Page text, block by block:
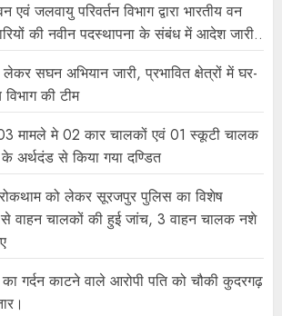
जलवायु परिवर्तन विभाग द्वारा भारतीय वन
की नवीन पदस्थापना के संबंध में आदेश जारी..
सघन अभियान जारी, प्रभावित क्षेत्रों में घर-
की टीम
मामले मे 02 कार चालकों एवं 01 स्कूटी चालक
से किया गया दण्डित
को लेकर सूरजपुर पुलिस का विशेष
से वाहन चालकों की हुई जांच, 3 वाहन चालक नशे
का गर्दन काटने वाले आरोपी पति को चौकी कुदरगढ़